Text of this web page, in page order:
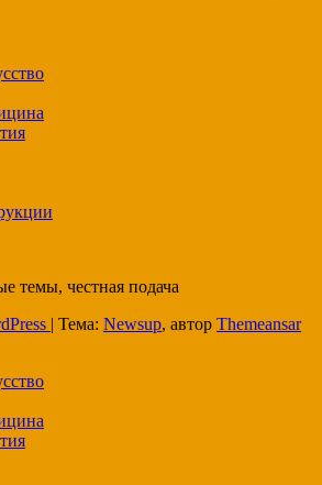
темы, честная подача
| Тема: Newsup, автор Themeansar